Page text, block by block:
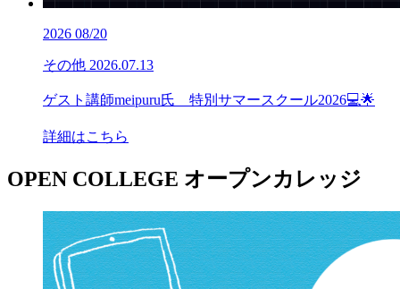
2026 08/20
その他 2026.07.13
ゲスト講師meipuru氏 特別サマースクール2026💻🌟
詳細はこちら
OPEN COLLEGE オープンカレッジ